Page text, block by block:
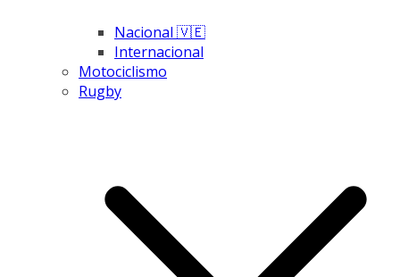
Nacional 🇻🇪
Internacional
Motociclismo
Rugby